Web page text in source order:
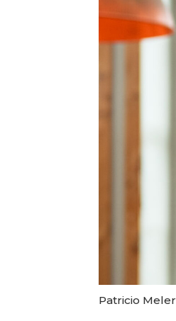
Patricio